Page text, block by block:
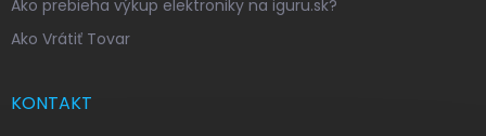
Ako prebieha výkup elektroniky na iguru.sk?
Ako Vrátiť Tovar
KONTAKT